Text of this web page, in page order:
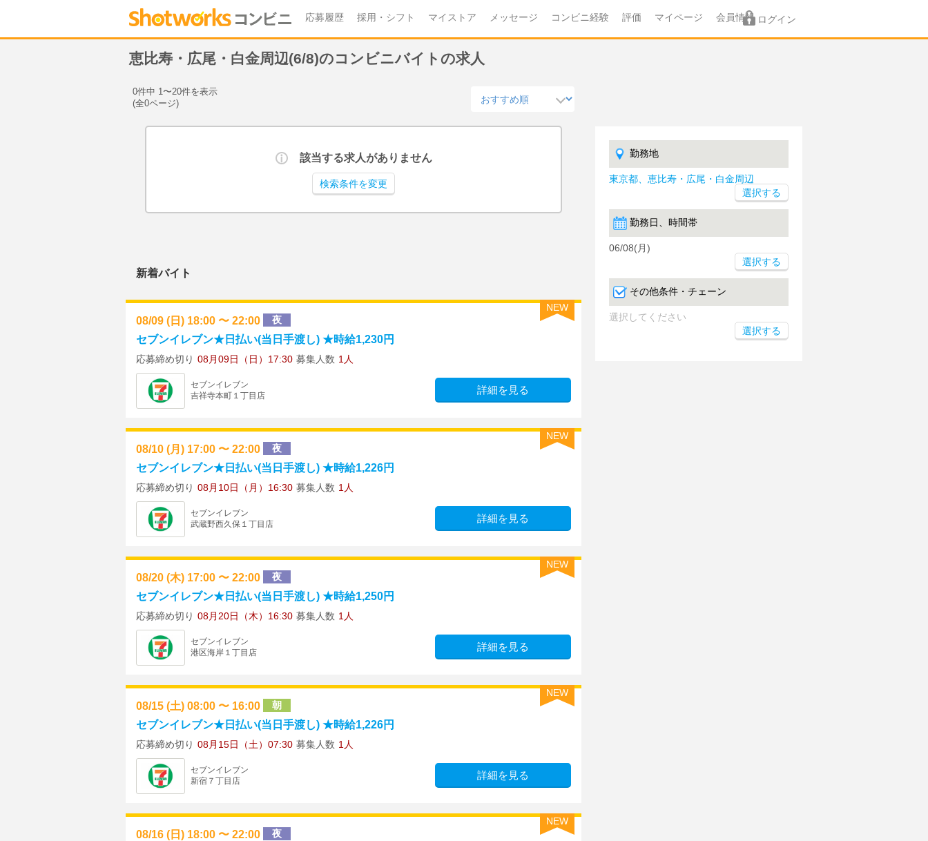
応募履歴 採用・シフト マイストア メッセージ コンビニ経験 評価 マイページ 会員情報 ログイン
恵比寿・広尾・白金周辺(6/8)のコンビニバイトの求人
勤務地
東京都、恵比寿・広尾・白金周辺
勤務日、時間帯
06/08(月)
選択する
その他条件・チェーン
選択してください
選択する
0件中 1〜20件を表示
(全0ページ)
該当する求人がありません
検索条件を変更
新着バイト
NEW
08/09 (日) 18:00 〜 22:00 夜
セブンイレブン★日払い(当日手渡し) ★時給1,230円
応募締め切り 08月09日（日）17:30 募集人数 1人
セブンイレブン
吉祥寺本町１丁目店
詳細を見る
NEW
08/10 (月) 17:00 〜 22:00 夜
セブンイレブン★日払い(当日手渡し) ★時給1,226円
応募締め切り 08月10日（月）16:30 募集人数 1人
セブンイレブン
武蔵野西久保１丁目店
詳細を見る
NEW
08/20 (木) 17:00 〜 22:00 夜
セブンイレブン★日払い(当日手渡し) ★時給1,250円
応募締め切り 08月20日（木）16:30 募集人数 1人
セブンイレブン
港区海岸１丁目店
詳細を見る
NEW
08/15 (土) 08:00 〜 16:00 朝
セブンイレブン★日払い(当日手渡し) ★時給1,226円
応募締め切り 08月15日（土）07:30 募集人数 1人
セブンイレブン
新宿７丁目店
詳細を見る
NEW
08/16 (日) 18:00 〜 22:00 夜